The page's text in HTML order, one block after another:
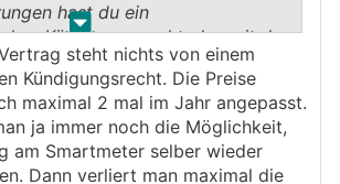
. .
hast du ein
Kündigungsrecht, das mit der
schlagend wird. Ansonsten gelten
Monate.
da ja z.b. der Preis auf
werden könnte und du dann
musst.
steht nichts von einem
Kündigungsrecht. Die Preise
maximal 2 mal im Jahr angepasst.
ja immer noch die Möglichkeit,
am Smartmeter selber wieder
Dann verliert man maximal die